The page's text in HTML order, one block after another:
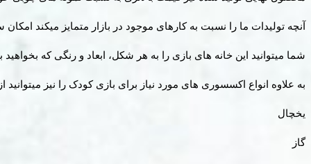
آنچه تولیدات ما را نسبت به کارهای موجود در بازار متمایز میکند
شما میتوانید این خانه های بازی را به هر شکل، ابعاد و رنگی که
به علاوه انواع اکسسوری های مورد نیاز برای بازی کودک را نیز میتوانید
یخچال
گاز